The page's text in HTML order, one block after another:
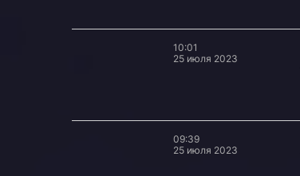
10:01
25 июля 2023
09:39
25 июля 2023